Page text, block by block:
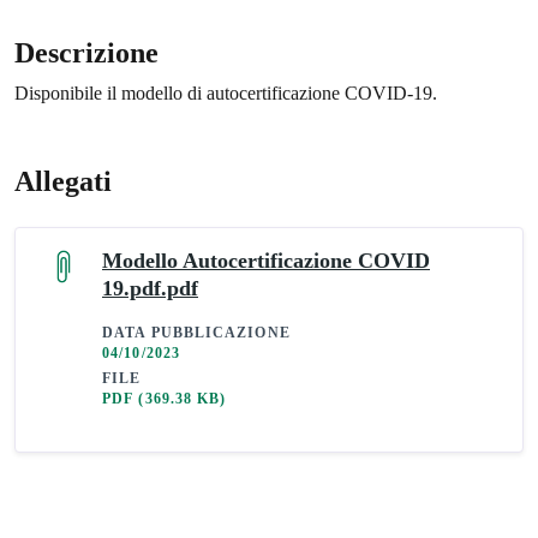
Descrizione
Disponibile il modello di autocertificazione COVID-19.
Allegati
Modello Autocertificazione COVID
19.pdf.pdf
DATA PUBBLICAZIONE
04/10/2023
FILE
PDF(369.38 KB)